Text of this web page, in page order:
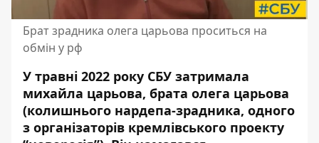
Брат зрадника олега царьова проситься на
обмін у рф
У травні 2022 року СБУ затримала
михайла царьова, брата олега царьова
(колишнього нардепа-зрадника, одного
з організаторів кремлівського проекту